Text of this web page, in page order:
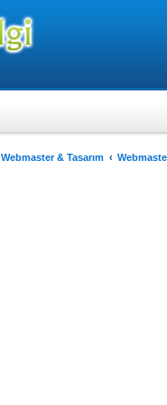
Webmaster & Tasarım